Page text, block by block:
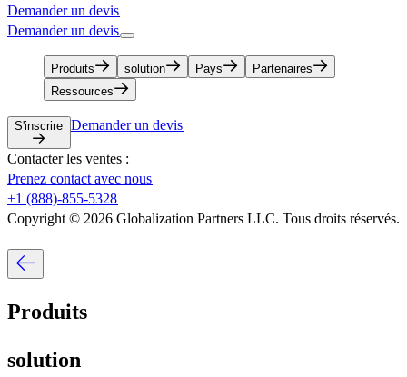
Demander un devis​​
Demander un devis​​
Produits​​ solution​​ Pays​​
Partenaires​​
Ressources​​
S'inscrire​​ Demander un devis​​
Contacter les ventes :​​
Prenez contact avec nous​​
+1 (888)-855-5328​​
Copyright © 2026 Globalization Partners LLC. Tous droits réservés.​​
Produits​​
solution​​